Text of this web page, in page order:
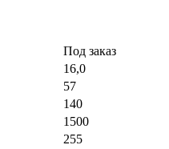
Под заказ
16,0
57
140
1500
255